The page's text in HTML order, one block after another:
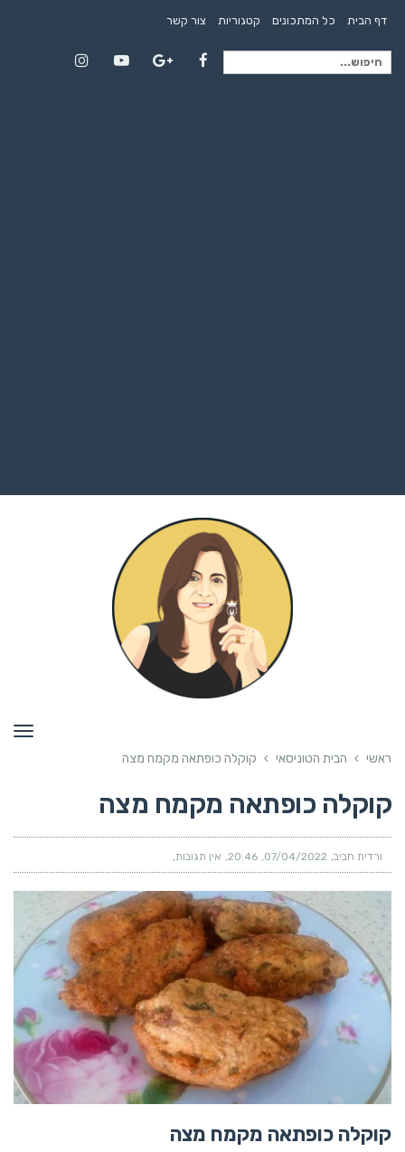
דף הבית כל המתכונים קטגוריות צור קשר
חיפוש
ראשי › הבית הטוניסאי › קוקלה כופתאה מקמח מצה
קוקלה כופתאה מקמח מצה
ורדית חביב 07/04/2022
20:46 אין תגובות
קוקלה כופתאה מקמח מצה